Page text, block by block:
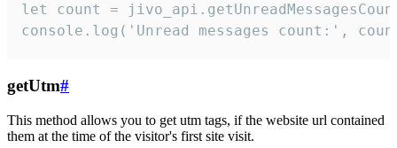
let count =
console.log('Unread messages count:',
getUtm#
This method allows you to get utm tags, if the website url contained
them at the time of the visitor's first site visit.